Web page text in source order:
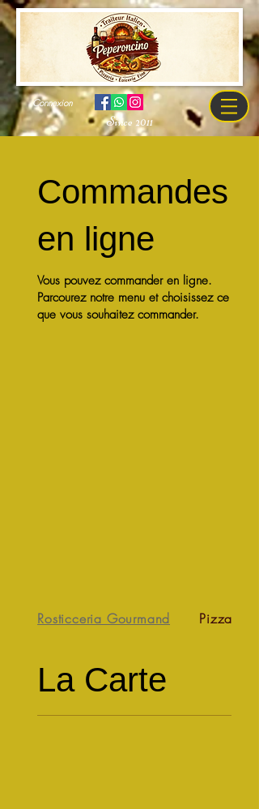
Connexion
Since 2011
Commandes
en ligne
Vous pouvez commander en ligne.
Parcourez notre menu et choisissez ce
que vous souhaitez commander.
La Carte
Rosticceria Gourmand Pizzas